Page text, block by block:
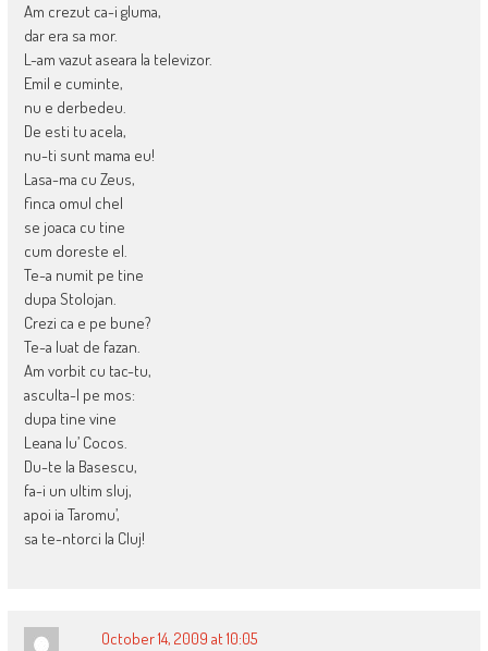
Am crezut ca-i gluma,
dar era sa mor.
L-am vazut aseara la televizor.
Emil e cuminte,
nu e derbedeu.
De esti tu acela,
nu-ti sunt mama eu!
Lasa-ma cu Zeus,
finca omul chel
se joaca cu tine
cum do­reste el.
Te-a numit pe tine
dupa Stolojan.
Crezi ca e pe bune?
Te-a luat de fazan.
Am vorbit cu tac-tu,
asculta-l pe mos:
dupa tine vine
Leana lu’ Cocos.
Du-te la Ba­sescu,
fa-i un ultim sluj,
apoi ia Taromu’,
sa te-ntorci la Cluj!
October 14, 2009 at 10:05